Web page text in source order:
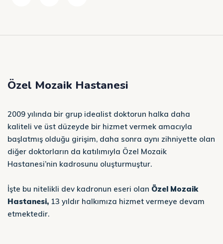
Özel Mozaik Hastanesi
2009 yılında bir grup idealist doktorun halka daha
kaliteli ve üst düzeyde bir hizmet vermek amacıyla
başlatmış olduğu girişim, daha sonra aynı zihniyette olan
diğer doktorların da katılımıyla Özel Mozaik
Hastanesi’nin kadrosunu oluşturmuştur.
İşte bu nitelikli dev kadronun eseri olan Özel Mozaik
Hastanesi, 13 yıldır halkımıza hizmet vermeye devam
etmektedir.